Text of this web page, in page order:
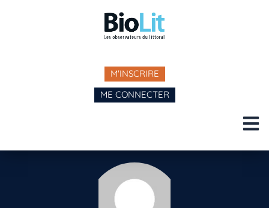
M'INSCRIRE
ME CONNECTER